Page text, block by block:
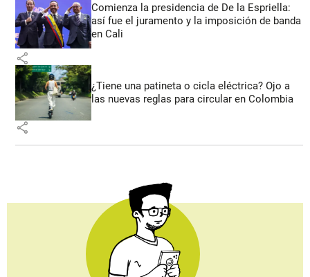
Comienza la presidencia de De la Espriella:
así fue el juramento y la imposición de banda
en Cali
share
¿Tiene una patineta o cicla eléctrica? Ojo a
las nuevas reglas para circular en Colombia
share